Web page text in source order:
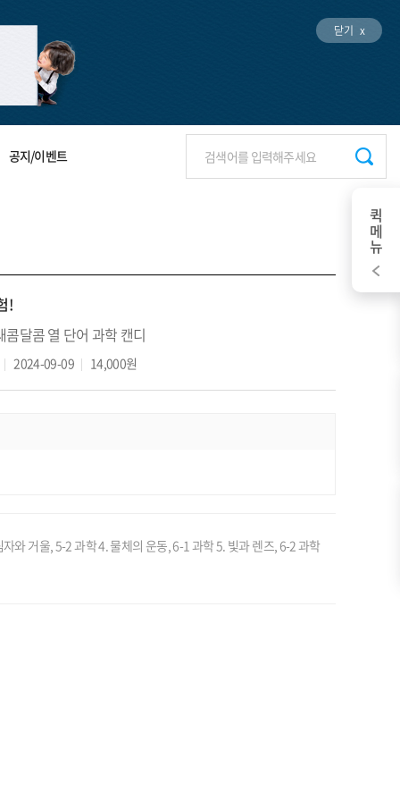
닫기 x
퀵메뉴
공지/이벤트
!
콤달콤 열 단어 과학 캔디
2024-09-09 14,000원
와 거울, 5-2 과학 4. 물체의 운동, 6-1 과학 5. 빛과 렌즈, 6-2 과학